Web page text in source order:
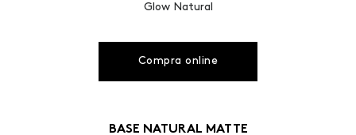
Glow Natural
Compra online
BASE NATURAL MATTE